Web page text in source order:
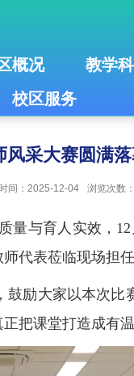
概况 教学
校区服务
风采大赛圆满
间：2025-12-04 浏览次数：
与育人实效，
代表莅临现场担
励大家以本次比
把课堂打造成有